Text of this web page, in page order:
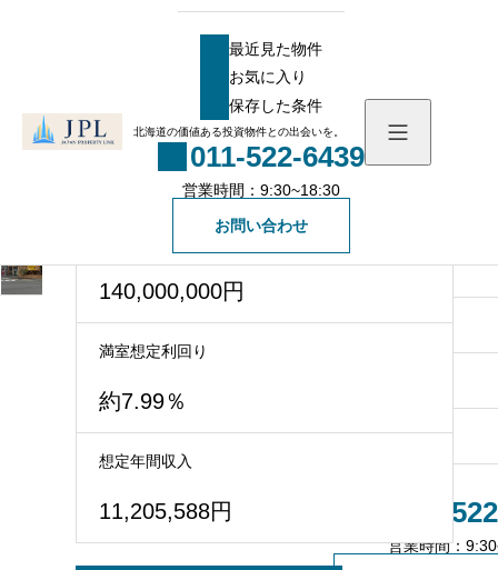
お気に入り
保存した条件
物件一覧
会社概要
社長メッセージ
お知らせ
無料会員登録
不動産会社様専用登録
011-
営業時間：
北海道の価値ある投資物件との出会いを。
最近見た物件
お気に入り
保存した条件
011-522-6439
営業時間：9:30~18:30
お問い合わせ
売買一棟マンション 【札幌】モトマチめいわ 利回り約7.99%
【札幌】モトマチめいわ 利回り約
駅徒歩5分！RC造！近隣に商業施設が多数ある
1棟収益マンション！
140,000,000円
満室想定利回り
約7.99％
想定年間収入
11,205,588円